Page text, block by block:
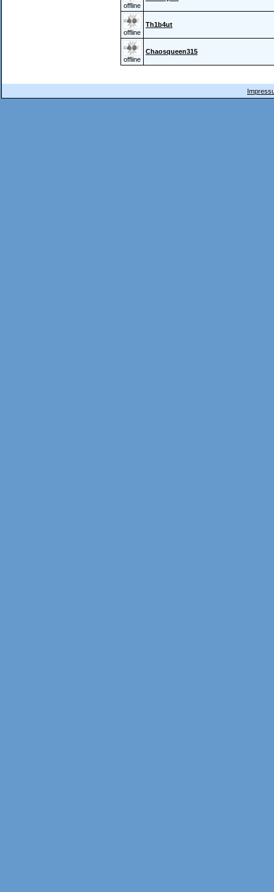
offline
offline
Th1b4ut
offline
Chaosqueen315